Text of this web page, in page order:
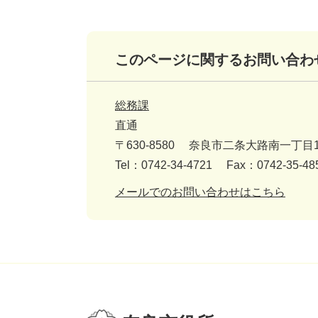
このページに関するお問い合わ
総務課
直通
〒630-8580
奈良市二条大路南一丁目
Tel：0742-34-4721
Fax：0742-35-
メールでのお問い合わせはこちら